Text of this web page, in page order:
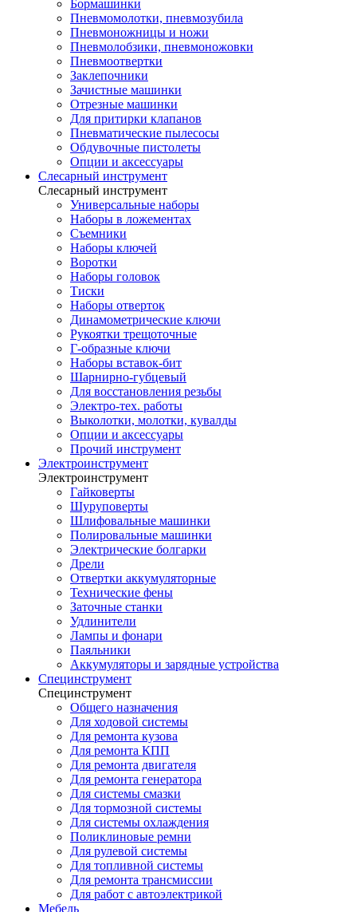
Бормашинки
Пневмомолотки, пневмозубила
Пневмоножницы и ножи
Пневмолобзики, пневмоножовки
Пневмоотвертки
Заклепочники
Зачистные машинки
Отрезные машинки
Для притирки клапанов
Пневматические пылесосы
Обдувочные пистолеты
Опции и аксессуары
Слесарный инструмент
Слесарный инструмент
Универсальные наборы
Наборы в ложементах
Съемники
Наборы ключей
Воротки
Наборы головок
Тиски
Наборы отверток
Динамометрические ключи
Рукоятки трещоточные
Г-образные ключи
Наборы вставок-бит
Шарнирно-губцевый
Для восстановления резьбы
Электро-тех. работы
Выколотки, молотки, кувалды
Опции и аксессуары
Прочий инструмент
Электроинструмент
Электроинструмент
Гайковерты
Шуруповерты
Шлифовальные машинки
Полировальные машинки
Электрические болгарки
Дрели
Отвертки аккумуляторные
Технические фены
Заточные станки
Удлинители
Лампы и фонари
Паяльники
Аккумуляторы и зарядные устройства
Специнструмент
Специнструмент
Общего назначения
Для ходовой системы
Для ремонта кузова
Для ремонта КПП
Для ремонта двигателя
Для ремонта генератора
Для системы смазки
Для тормозной системы
Для системы охлаждения
Поликлиновые ремни
Для рулевой системы
Для топливной системы
Для ремонта трансмиссии
Для работ с автоэлектрикой
Мебель